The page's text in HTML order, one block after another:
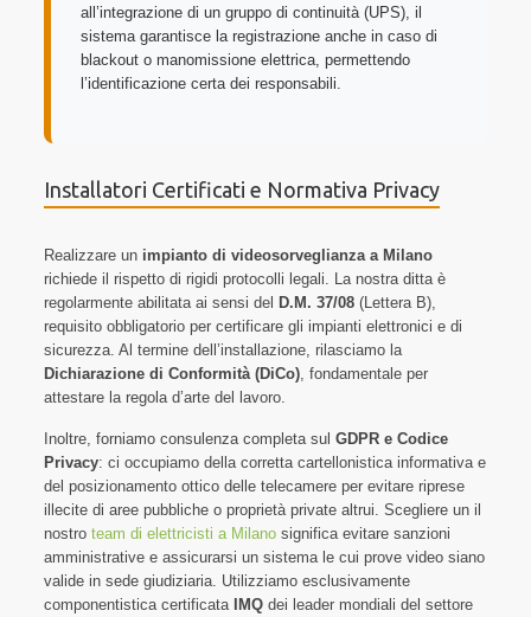
all’integrazione di un gruppo di continuità (UPS), il
sistema garantisce la registrazione anche in caso di
blackout o manomissione elettrica, permettendo
l’identificazione certa dei responsabili.
Installatori Certificati e Normativa Privacy
Realizzare un impianto di videosorveglianza a Milano
richiede il rispetto di rigidi protocolli legali. La nostra ditta è
regolarmente abilitata ai sensi del D.M. 37/08 (Lettera B),
requisito obbligatorio per certificare gli impianti elettronici e di
sicurezza. Al termine dell’installazione, rilasciamo la
Dichiarazione di Conformità (DiCo), fondamentale per
attestare la regola d’arte del lavoro.
Inoltre, forniamo consulenza completa sulGDPR e Codice
Privacy: ci occupiamo della corretta cartellonistica informativa e
del posizionamento ottico delle telecamere per evitare riprese
illecite di aree pubbliche o proprietà private altrui. Scegliere un il
nostroteam di elettricisti a Milano significa evitare sanzioni
amministrative e assicurarsi un sistema le cui prove video siano
valide in sede giudiziaria. Utilizziamo esclusivamente
componentistica certificata IMQ dei leader mondiali del settore